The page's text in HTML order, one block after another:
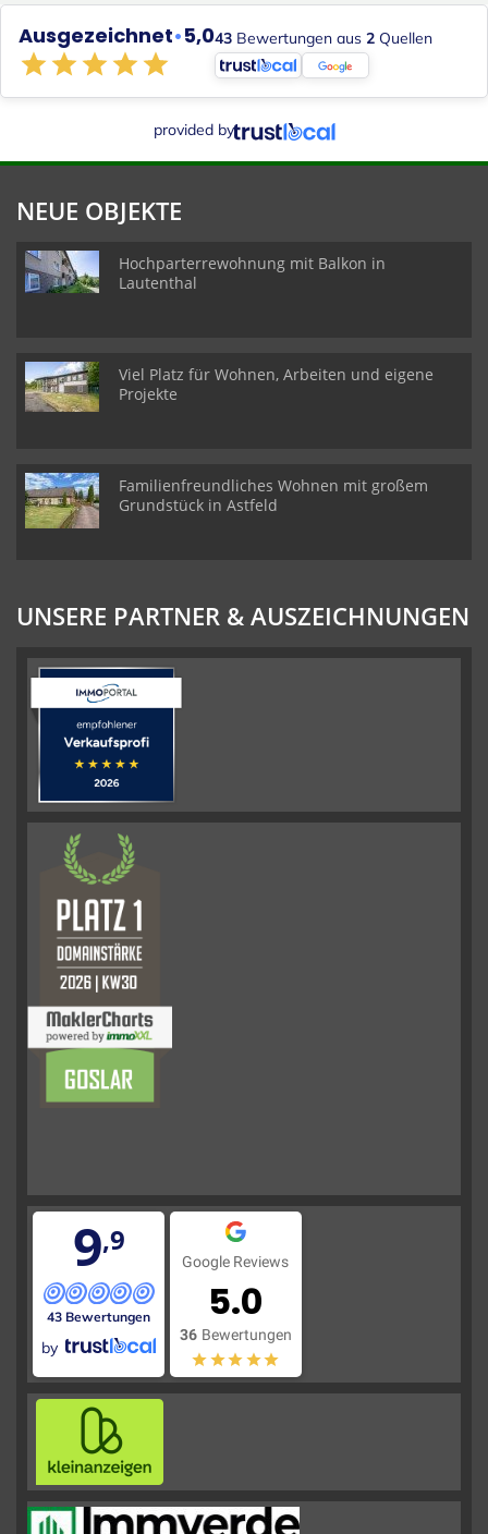
Ausgezeichnet•5,043 Bewertungen aus 2 Quellen
provided by
NEUE OBJEKTE
Hochparterrewohnung mit Balkon in
Lautenthal
Viel Platz für Wohnen, Arbeiten und eigene
Projekte
Familienfreundliches Wohnen mit großem
Grundstück in Astfeld
UNSERE PARTNER & AUSZEICHNUNGEN
9,9
43 Bewertungen
by
Google Reviews
5.0
36 Bewertungen